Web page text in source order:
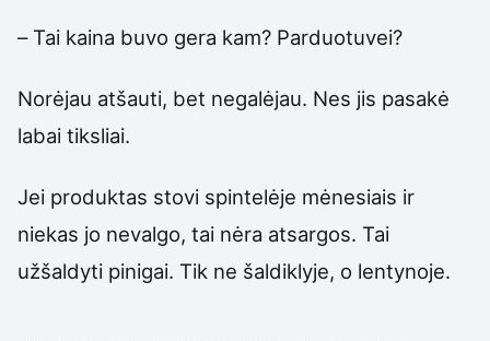
– Tai kaina buvo gera kam? Parduotuvei?
Norėjau atšauti, bet negalėjau. Nes jis pasakė
labai tiksliai.
Jei produktas stovi spintelėje mėnesiais ir
niekas jo nevalgo, tai nėra atsargos. Tai
užšaldyti pinigai. Tik ne šaldiklyje, o lentynoje.